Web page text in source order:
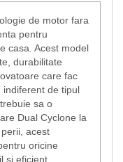
de motor fara
pentru
casa. Acest model
durabilitate
care fac
de tipul
sa o
Dual Cyclone la
acest
oricine
si eficient.